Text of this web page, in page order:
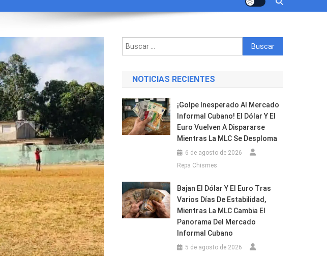
Buscar:
NOTICIAS RECIENTES
¡Golpe Inesperado Al Mercado
Informal Cubano! El Dólar Y El
Euro Vuelven A Dispararse
Mientras La MLC Se Desploma
6 de agosto de 2026
Repa Chismes
Bajan El Dólar Y El Euro Tras
Varios Días De Estabilidad,
Mientras La MLC Cambia El
Panorama Del Mercado
Informal Cubano
5 de agosto de 2026